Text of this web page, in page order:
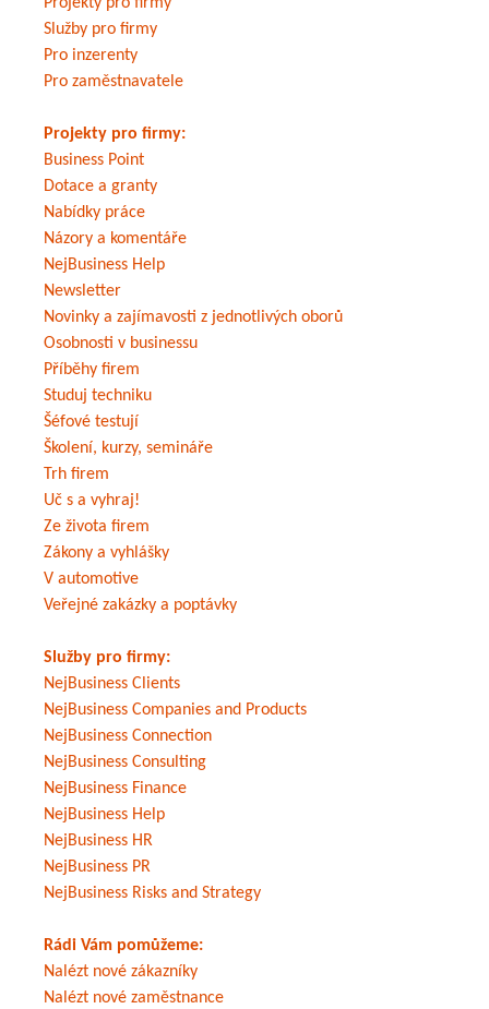
Projekty pro firmy
Služby pro firmy
Pro inzerenty
Pro zaměstnavatele
Projekty pro firmy:
Business Point
Dotace a granty
Nabídky práce
Názory a komentáře
NejBusiness Help
Newsletter
Novinky a zajímavosti z jednotlivých oborů
Osobnosti v businessu
Příběhy firem
Studuj techniku
Šéfové testují
Školení, kurzy, semináře
Trh firem
Uč s a vyhraj!
Ze života firem
Zákony a vyhlášky
V automotive
Veřejné zakázky a poptávky
Služby pro firmy:
NejBusiness Clients
NejBusiness Companies and Products
NejBusiness Connection
NejBusiness Consulting
NejBusiness Finance
NejBusiness Help
NejBusiness HR
NejBusiness PR
NejBusiness Risks and Strategy
Rádi Vám pomůžeme:
Nalézt nové zákazníky
Nalézt nové zaměstnance